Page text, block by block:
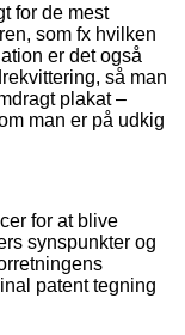
for de mest
som fx hvilken
er det også
så man
plakat –
man er på udkig
for at blive
synspunkter og
patent tegning